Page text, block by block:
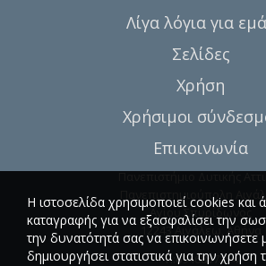
Λίγα λόγια για
Σελίδες
Χρήση
Χρήσιμοι
Επικοινωνία
Πανεπιστήμιο Δυτικής
Πανεπιστημιούπολη
Αγίου Σπυρίδωνος
12243 Αιγάλεω, Αθήνα
T.:6946857254
Η ιστοσελίδα χρησιμοποιεί cookies και
καταγραφής για να εξασφαλίσει την
την δυνατότητά σας να επικοινωνήσετε
δημιουργήσει στατιστικά για την χρήση